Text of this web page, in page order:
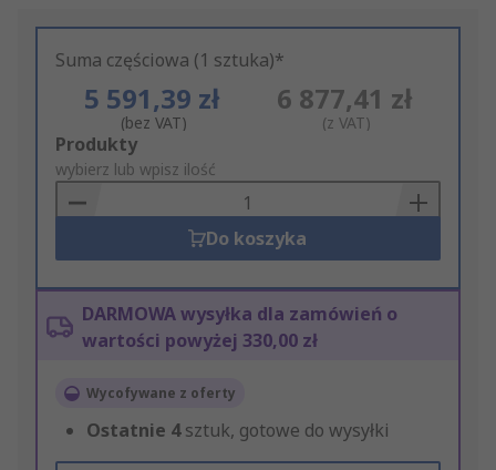
Suma częściowa (1 sztuka)*
5 591,39 zł
(bez VAT)
6 877,41 zł
(z VAT)
Add
to
Basket
Produkty
wybierz lub wpisz ilość
Do koszyka
DARMOWA wysyłka dla zamówień o
wartości powyżej 330,00 zł
Wycofywane z oferty
Ostatnie 4sztuk, gotowe do wysyłki